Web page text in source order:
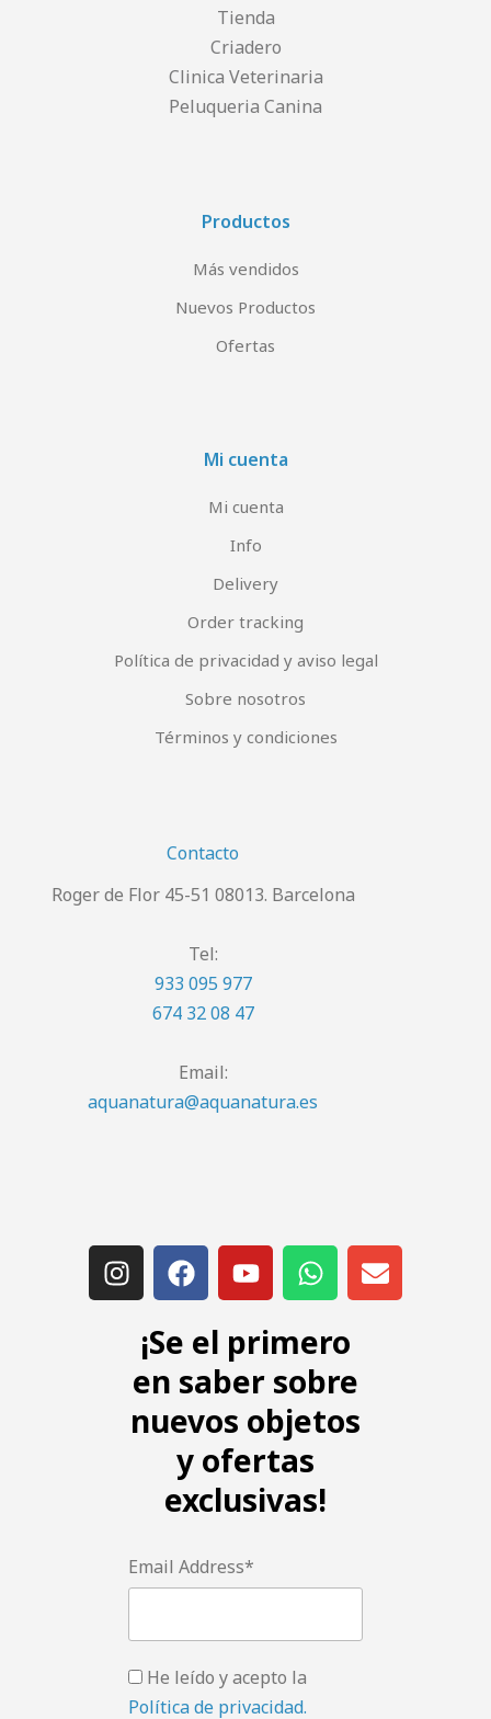
Tienda
Criadero
Clinica Veterinaria
Peluqueria Canina
Productos
Más vendidos
Nuevos Productos
Ofertas
Mi cuenta
Mi cuenta
Info
Delivery
Order tracking
Política de privacidad y aviso legal
Sobre nosotros
Términos y condiciones
Contacto
Roger de Flor 45-51 08013. Barcelona
Tel:
933 095 977
674 32 08 47
Email:
aquanatura@aquanatura.es
¡Se el primero
en saber sobre
nuevos objetos
y ofertas
exclusivas!
Email Address*
He leído y acepto la
Política de privacidad.